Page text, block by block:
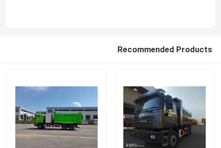
رقابة جودة
اتصل بنا
Recommended Products